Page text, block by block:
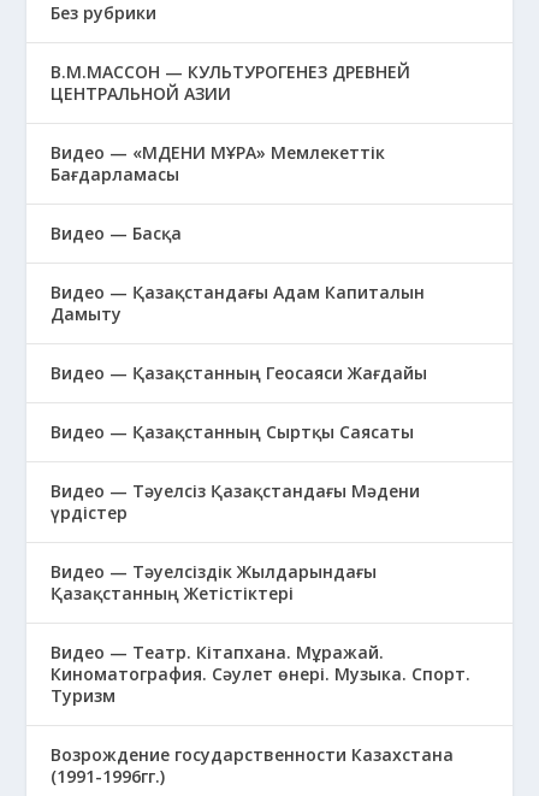
Без рубрики
В.М.МАССОН — КУЛЬТУРОГЕНЕЗ ДРЕВНЕЙ
ЦЕНТРАЛЬНОЙ АЗИИ
Видео — «МӘДЕНИ МҰРА» Мемлекеттік
Бағдарламасы
Видео — Басқа
Видео — Қазақстандағы Адам Капиталын
Дамыту
Видео — Қазақстанның Геосаяси Жағдайы
Видео — Қазақстанның Сыртқы Саясаты
Видео — Тәуелсіз Қазақстандағы Мәдени
үрдістер
Видео — Тәуелсіздік Жылдарындағы
Қазақстанның Жетістіктері
Видео — Театр. Кітапхана. Мұражай.
Киноматография. Сәулет өнері. Музыка. Спорт.
Туризм
Возрождение государственности Казахстана
(1991-1996гг.)